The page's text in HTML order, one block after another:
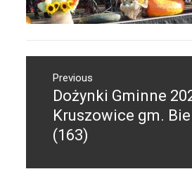
wpisuPrevious
Previous
post:
Dożynki Gminne
Kruszowice gm.
(163)